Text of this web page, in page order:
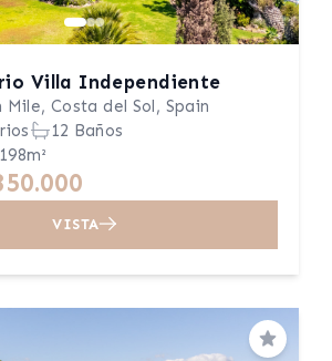
Villa Independiente
Mile, Costa del Sol, Spain
12 Baños
VISTA
Guardar